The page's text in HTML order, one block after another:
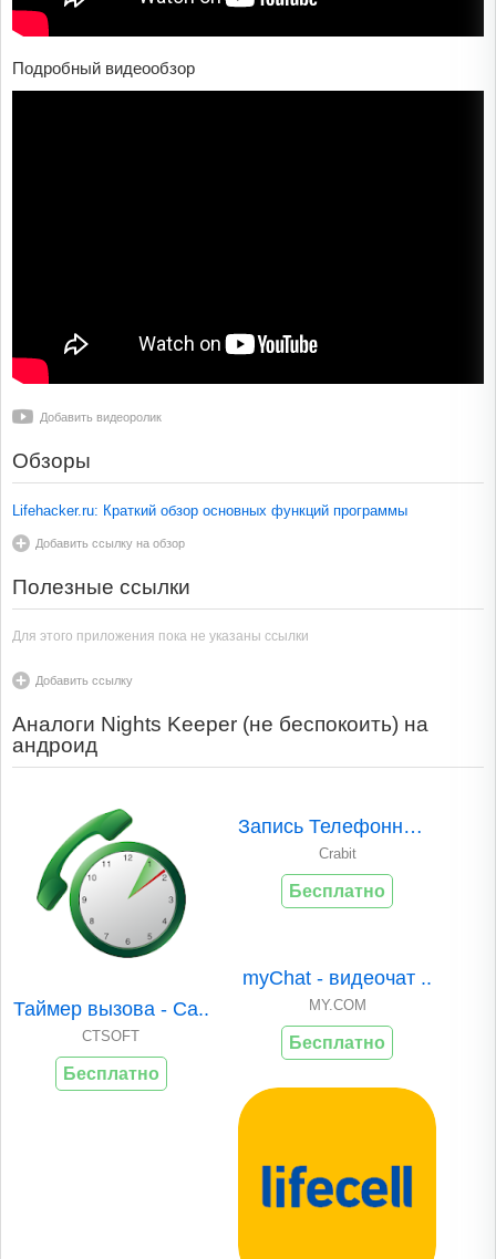
Подробный видеообзор
Добавить видеоролик
Обзоры
Lifehacker.ru: Краткий обзор основных функций программы
Добавить ссылку на обзор
Полезные ссылки
Для этого приложения пока не указаны ссылки
Добавить ссылку
Аналоги Nights Keeper (не беспокоить) на
андроид
Таймер вызова - Ca..
CTSOFT
Бесплатно
Запись Телефонных ..
Crabit
Бесплатно
myChat - видеочат ..
MY.COM
Бесплатно